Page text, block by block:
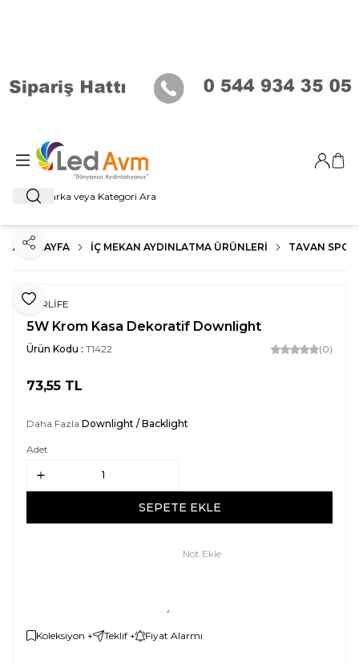
Ara
Giriş
ANA SAYFA İÇ MEKAN AYDINLATMA ÜRÜNLERI TAVAN SPOT
Favoriye Ekle
Paylaş
FORLİFE
5W Krom Kasa Dekoratif Downlight
Ürün Kodu : T1422 (0)
73,55 TL
Daha Fazla Downlight / Backlight
Adet
SEPETE EKLE
Not Ekle
Koleksiyon + Teklif + Fiyat Alarmı